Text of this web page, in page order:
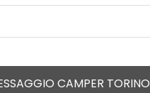
CAMPER TORINO